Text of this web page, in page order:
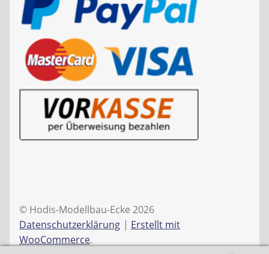
© Hodis-Modellbau-Ecke 2026
Datenschutzerklärung
Erstellt mit
WooCommerce.